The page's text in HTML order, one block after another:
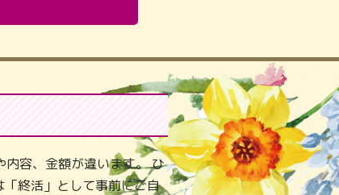
容、金額が違います。 ひ
終活」として事前にご自